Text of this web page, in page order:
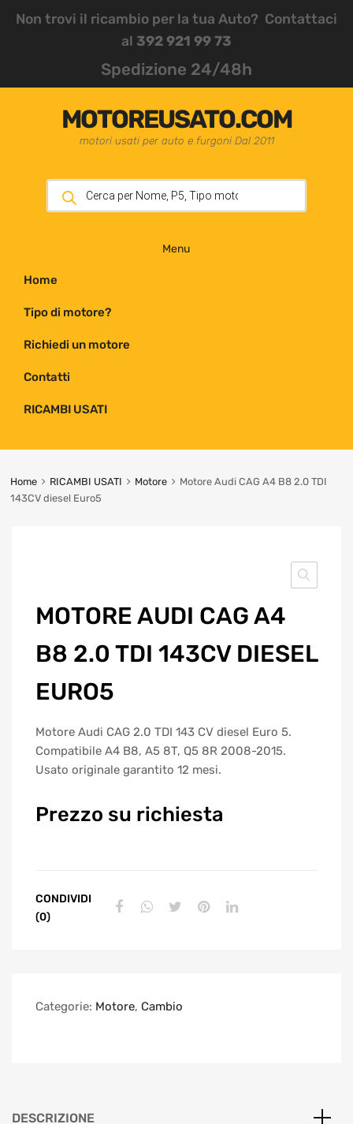
Non trovi il ricambio per la tua Auto? Contattaci
al 392 921 99 73
Spedizione 24/48h
MOTOREUSATO.COM
motori usati per auto e furgoni Dal 2011
Menu
Home
Tipo di motore?
Richiedi un motore
Contatti
RICAMBI USATI
Home RICAMBI USATI Motore
Motore Audi CAG A4 B8 2.0 TDI
143CV diesel Euro5
MOTORE AUDI CAG A4
B8 2.0 TDI 143CV DIESEL
EURO5
Motore Audi CAG 2.0 TDI 143 CV diesel Euro 5.
Compatibile A4 B8, A5 8T, Q5 8R 2008-2015.
Usato originale garantito 12 mesi.
Prezzo su richiesta
CONDIVIDI
(0)
Categorie: Motore, Cambio
DESCRIZIONE